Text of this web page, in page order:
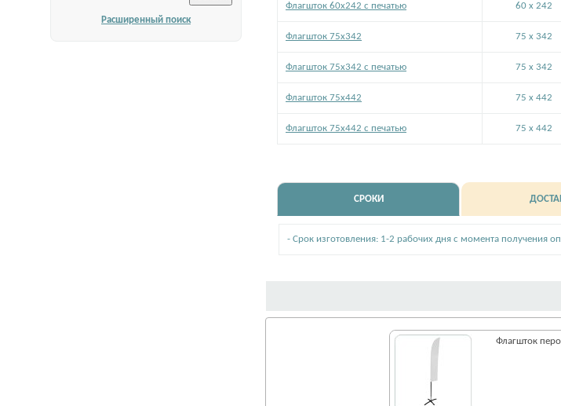
Расширенный поиск
Флагшток 60х242 с печатью 60 x 242
Флагшток 75х342 75 x 342
Флагшток 75х342 с печатью 75 x 342
Флагшток 75х442 75 x 442
Флагшток 75х442 с печатью 75 x 442
СРОКИ
- Срок изготовления: 1-2 рабочих дня с момента получения
Флагшток перо